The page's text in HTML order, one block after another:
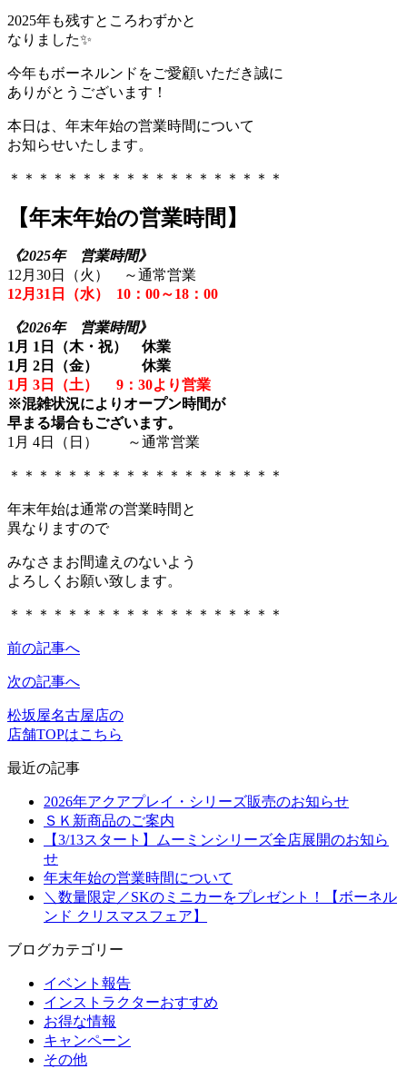
2025年も残すところわずかと
なりました✨
今年もボーネルンドをご愛顧いただき誠に
ありがとうございます！
本日は、年末年始の営業時間について
お知らせいたします。
＊＊＊＊＊＊＊＊＊＊＊＊＊＊＊＊＊＊＊
【年末年始の営業時間】
《2025年 営業時間》
12月30日（火） ～通常営業
12月31日（水） 10：00～18：00
《2026年 営業時間》
1月 1日（木・祝） 休業
1月 2日（金） 休業
1月 3日（土） 9：30より営業
※混雑状況によりオープン時間が
早まる場合もございます。
1月 4日（日） ～通常営業
＊＊＊＊＊＊＊＊＊＊＊＊＊＊＊＊＊＊＊
年末年始は通常の営業時間と
異なりますので
みなさまお間違えのないよう
よろしくお願い致します。
＊＊＊＊＊＊＊＊＊＊＊＊＊＊＊＊＊＊＊
前の記事へ
次の記事へ
松坂屋名古屋店の
店舗TOPはこちら
最近の記事
2026年アクアプレイ・シリーズ販売のお知らせ
ＳＫ新商品のご案内
【3/13スタート】ムーミンシリーズ全店展開のお知ら
せ
年末年始の営業時間について
＼数量限定／SKのミニカーをプレゼント！【ボーネル
ンド クリスマスフェア】
ブログカテゴリー
イベント報告
インストラクターおすすめ
お得な情報
キャンペーン
その他